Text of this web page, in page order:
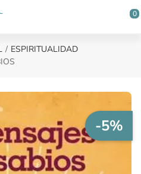
0
ESPIRITUALIDAD
-5%